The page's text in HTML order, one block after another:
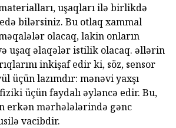
uşaqları ilə birlikdə
bilərsiniz. Bu otlaq xammal
olacaq, lakin onların
uşaq əlaqələr istilik olacaq. əllərin
inkişaf edir ki, söz, sensor
üçün lazımdır: mənəvi yaxşı
üçün faydalı əyləncə edir. Bu,
erkən mərhələlərində gənc
vacibdir.